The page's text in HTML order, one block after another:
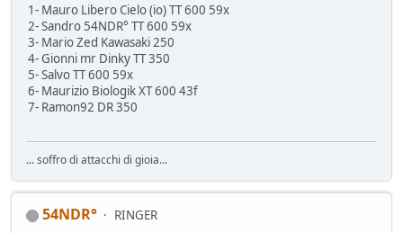
1- Mauro Libero Cielo (io) TT 600 59x
2- Sandro 54NDR° TT 600 59x
3- Mario Zed Kawasaki 250
4- Gionni mr Dinky TT 350
5- Salvo TT 600 59x
6- Maurizio Biologik XT 600 43f
7- Ramon92 DR 350
... soffro di attacchi di gioia...
54NDR° RINGER